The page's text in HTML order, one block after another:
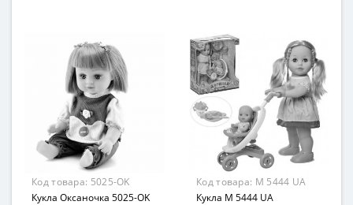
Возрастная группа
От 3 лет
Материал
Возраст
От 3-х лет
Код товара: 5025-OK
Кукла Оксаночка 5025-OK
Код товара: M 5444 UA
Кукла M 5444 UA